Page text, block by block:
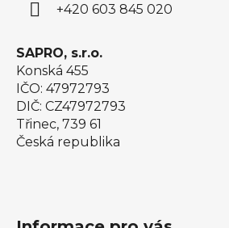
+420 603 845 020
SAPRO, s.r.o.
Konská 455
IČO: 47972793
DIČ: CZ47972793
Třinec, 739 61
Česká republika